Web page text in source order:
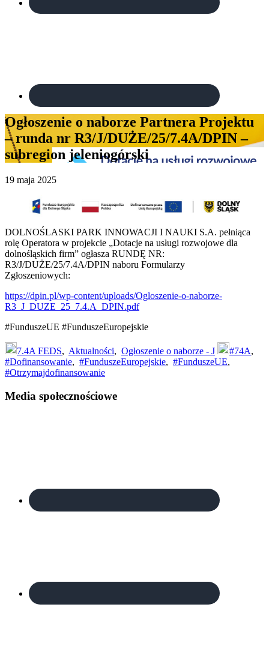
Ogłoszenie o naborze Partnera Projektu
– runda nr R3/J/DUŻE/25/7.4A/DPIN –
subregion jeleniogórski
19 maja 2025
DOLNOŚLASKI PARK INNOWACJI I NAUKI S.A. pełniąca
rolę Operatora w projekcie „Dotacje na usługi rozwojowe dla
dolnośląskich firm” ogłasza RUNDĘ NR:
R3/J/DUŻE/25/7.4A/DPIN naboru Formularzy
Zgłoszeniowych:
https://dpin.pl/wp-content/uploads/Ogloszenie-o-naborze-
R3_J_DUZE_25_7.4.A_DPIN.pdf
#FunduszeUE #FunduszeEuropejskie
7.4A FEDS, Aktualności, Ogłoszenie o naborze - J #74A,
#Dofinansowanie, #FunduszeEuropejskie, #FunduszeUE,
#Otrzymajdofinansowanie
Footer
Media społecznościowe